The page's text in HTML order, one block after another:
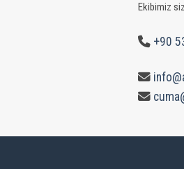
Ekibimiz
+90